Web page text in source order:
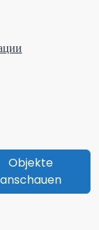
Objekte
anschauen